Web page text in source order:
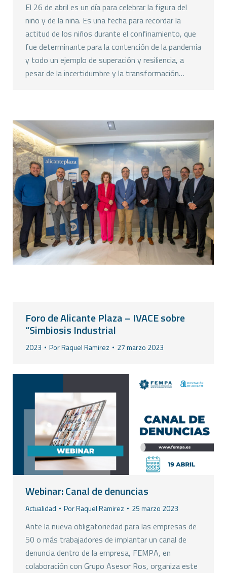
El 26 de abril es un día para celebrar la figura del
niño y de la niña. Es una fecha para recordar la
actitud de los niños durante el confinamiento, que
fue determinante para la contención de la pandemia
y todo un ejemplo de superación y resiliencia, a
pesar de la incertidumbre y la transformación…
Foro de Alicante Plaza – IVACE sobre
“Simbiosis Industrial
2023 PorRaquel Ramirez 27 marzo 2023
Webinar: Canal de denuncias
Actualidad PorRaquel Ramirez 25 marzo 2023
Ante la nueva obligatoriedad para las empresas de
50 o más trabajadores de implantar un canal de
denuncia dentro de la empresa, FEMPA, en
colaboración con Grupo Asesor Ros, organiza este